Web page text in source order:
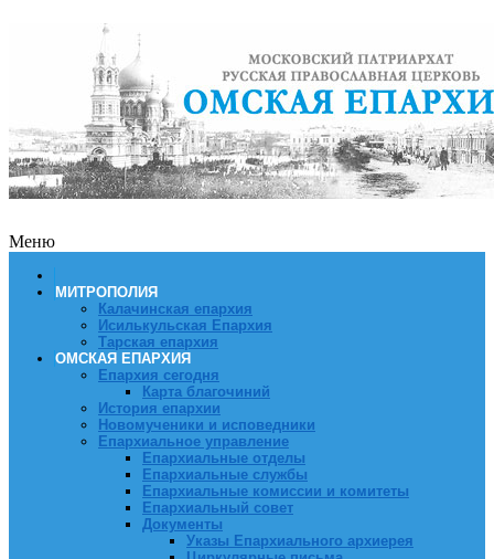
Меню
МИТРОПОЛИЯ
Калачинская епархия
Исилькульская Епархия
Тарская епархия
ОМСКАЯ ЕПАРХИЯ
Епархия сегодня
Карта благочиний
История епархии
Новомученики и исповедники
Епархиальное управление
Епархиальные отделы
Епархиальные службы
Епархиальные комиссии и комитеты
Епархиальный совет
Документы
Указы Епархиального архиерея